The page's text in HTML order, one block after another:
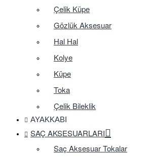
Çelik Küpe
Gözlük Aksesuar
Hal Hal
Kolye
Küpe
Toka
Çelik Bileklik
AYAKKABI
SAÇ AKSESUARLARI
Saç Aksesuar Tokalar